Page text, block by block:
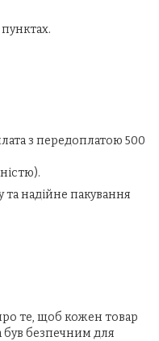
з передоплатою 500
надійне пакування
те, щоб кожен товар
був безпечним для